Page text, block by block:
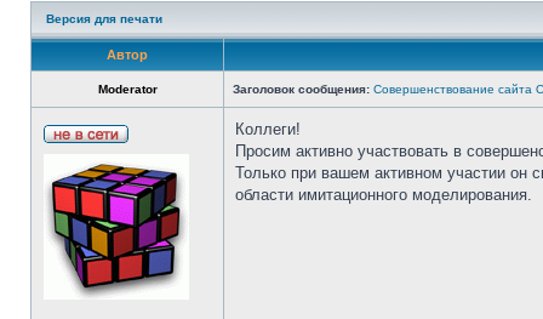
Версия для печати
Автор
Moderator Заголовок сообщения: Совершенствование сайта
Коллеги!
Просим активно участвовать в
Только при вашем активном участии он
области имитационного моделирования.